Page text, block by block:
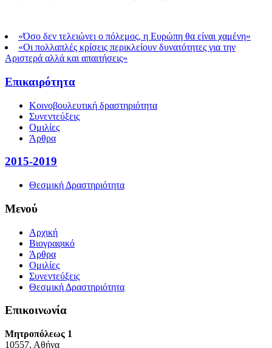
«Όσο δεν τελειώνει ο πόλεμος, η Ευρώπη θα είναι χαμένη»
«Οι πολλαπλές κρίσεις περικλείουν δυνατότητες για την
Αριστερά αλλά και απαιτήσεις»
Επικαιρότητα
Κοινοβουλευτική δραστηριότητα
Συνεντεύξεις
Ομιλίες
Άρθρα
2015-2019
Θεσμική Δραστηριότητα
Μενού
Αρχική
Βιογραφικό
Άρθρα
Ομιλίες
Συνεντεύξεις
Θεσμική Δραστηριότητα
Επικοινωνία
Μητροπόλεως 1
10557, Αθήνα